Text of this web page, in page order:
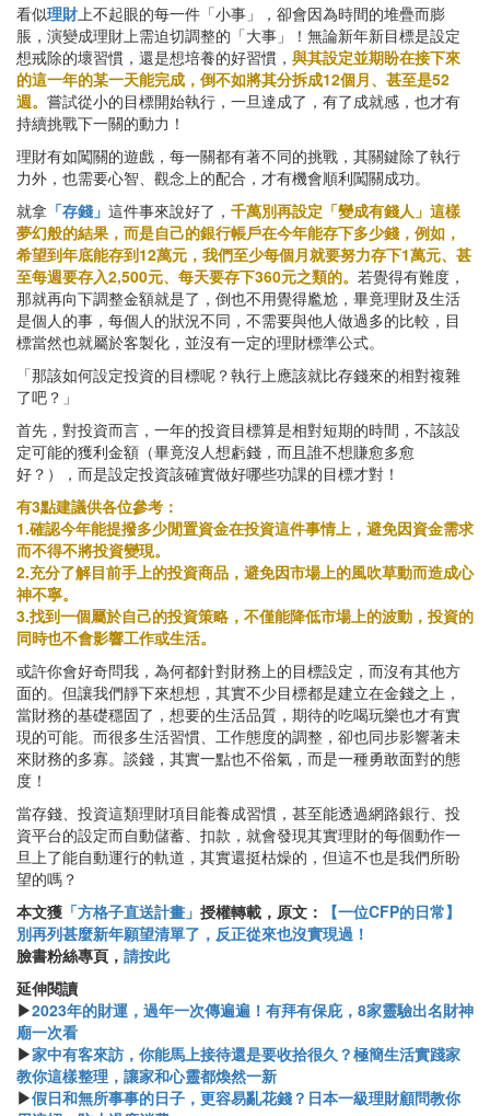
看似理財 上不起眼的每一件「小事」，卻會因為時間的堆疊而膨
脹，演變成理財上需迫切調整的「大事」！無論新年新目標是設定
想戒除的壞習慣，還是想培養的好習慣， 與其設定並期盼在接下來
的這一年的某一天能完成，倒不如將其分拆成12個月、甚至是52
週。 嘗試從小的目標開始執行，一旦達成了，有了成就感，也才有
持續挑戰下一關的動力！
理財有如闖關的遊戲，每一關都有著不同的挑戰，其關鍵除了執行
力外，也需要心智、觀念上的配合，才有機會順利闖關成功。
就拿 「存錢」 這件事來說好了， 千萬別再設定「變成有錢人」這樣
夢幻般的結果，而是自己的銀行帳戶在今年能存下多少錢，例如，
希望到年底能存到12萬元，我們至少每個月就要努力存下1萬元、甚
至每週要存入2,500元、每天要存下360元之類的。 若覺得有難度，
那就再向下調整金額就是了，倒也不用覺得尷尬，畢竟理財及生活
是個人的事，每個人的狀況不同，不需要與他人做過多的比較，目
標當然也就屬於客製化，並沒有一定的理財標準公式。
「那該如何設定投資的目標呢？執行上應該就比存錢來的相對複雜
了吧？」
首先，對投資而言，一年的投資目標算是相對短期的時間，不該設
定可能的獲利金額（畢竟沒人想虧錢，而且誰不想賺愈多愈
好？），而是設定投資該確實做好哪些功課的目標才對！
有3點建議供各位參考：
1.確認今年能提撥多少閒置資金在投資這件事情上，避免因資金需求
而不得不將投資變現。
2.充分了解目前手上的投資商品，避免因市場上的風吹草動而造成心
神不寧。
3.找到一個屬於自己的投資策略，不僅能降低市場上的波動，投資的
同時也不會影響工作或生活。
或許你會好奇問我，為何都針對財務上的目標設定，而沒有其他方
面的。但讓我們靜下來想想，其實不少目標都是建立在金錢之上，
當財務的基礎穩固了，想要的生活品質，期待的吃喝玩樂也才有實
現的可能。而很多生活習慣、工作態度的調整，卻也同步影響著未
來財務的多寡。談錢，其實一點也不俗氣，而是一種勇敢面對的態
度！
當存錢、投資這類理財項目能養成習慣，甚至能透過網路銀行、投
資平台的設定而自動儲蓄、扣款，就會發現其實理財的每個動作一
旦上了能自動運行的軌道，其實還挺枯燥的，但這不也是我們所盼
望的嗎？
本文獲 「方格子直送計畫」 授權轉載，原文：
【一位CFP的日常】
別再列甚麼新年願望清單了，反正從來也沒實現過！
臉書粉絲專頁， 請按此
​​延伸閱讀
▶2023年的財運，過年一次傳遍遍！有拜有保庇，8家靈驗出名財神
廟一次看
▶家中有客來訪，你能馬上接待還是要收拾很久？極簡生活實踐家
教你這樣整理，讓家和心靈都煥然一新
▶假日和無所事事的日子，更容易亂花錢？日本一級理財顧問教你